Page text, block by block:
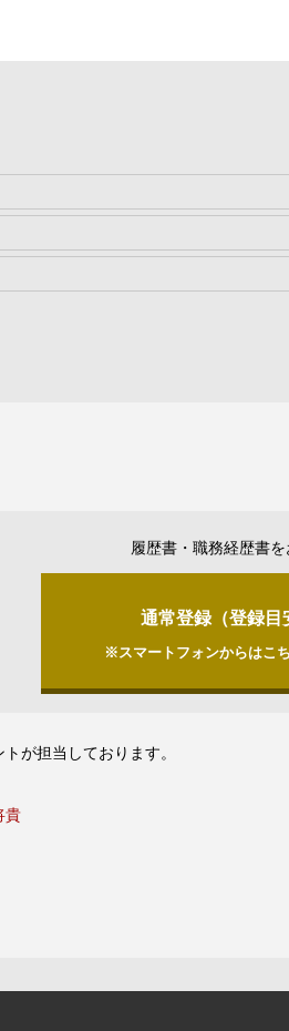
履歴書・職務経歴書
通常登録（登録目
※スマートフォンからはこ
が担当しております。
貴